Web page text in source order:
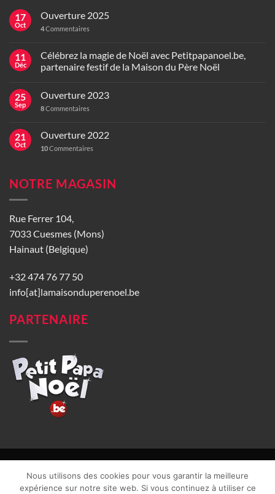
17
Oct
Ouverture 2025
4Commentaires
11
Déc
Célébrez la magie de Noël avec Petitpapanoel.be,
partenaire festif de la Maison du Père Noël
25
Sep
Ouverture 2023
8Commentaires
21
Oct
Ouverture 2022
10Commentaires
NOTRE MAGASIN
Rue Ferrer 104,
7033 Cuesmes (Mons)
Hainaut (Belgique)
+32 474 76 77 50
info[at]lamaisonduperenoel.be
PARTENAIRE
CGU| Vie privée| TVA : BE0840965749 | Site web réalisé par
Nous utilisons des cookies pour vous garantir la meilleure
expérience sur notre site web. Si vous continuez à utiliser ce